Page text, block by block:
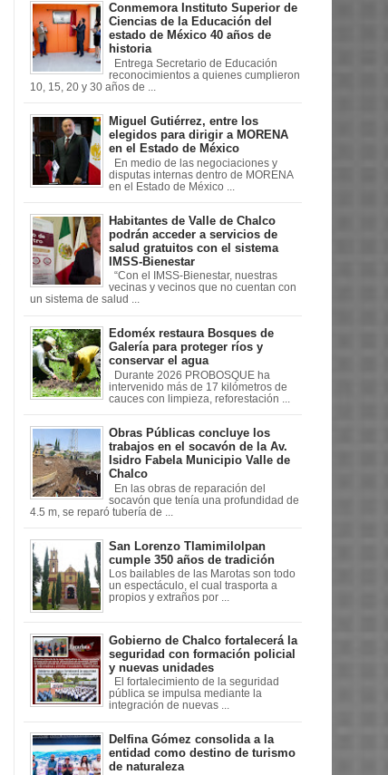
Conmemora Instituto Superior de
Ciencias de la Educación del
estado de México 40 años de
historia
Entrega Secretario de Educación
reconocimientos a quienes cumplieron
10, 15, 20 y 30 años de ...
Miguel Gutiérrez, entre los
elegidos para dirigir a MORENA
en el Estado de México
En medio de las negociaciones y
disputas internas dentro de MORENA
en el Estado de México ...
Habitantes de Valle de Chalco
podrán acceder a servicios de
salud gratuitos con el sistema
IMSS-Bienestar
“Con el IMSS-Bienestar, nuestras
vecinas y vecinos que no cuentan con
un sistema de salud ...
Edoméx restaura Bosques de
Galería para proteger ríos y
conservar el agua
Durante 2026 PROBOSQUE ha
intervenido más de 17 kilómetros de
cauces con limpieza, reforestación ...
Obras Públicas concluye los
trabajos en el socavón de la Av.
Isidro Fabela Municipio Valle de
Chalco
En las obras de reparación del
socavón que tenía una profundidad de
4.5 m, se reparó tubería de ...
San Lorenzo Tlamimilolpan
cumple 350 años de tradición
Los bailables de las Marotas son todo
un espectáculo, el cual trasporta a
propios y extraños por ...
Gobierno de Chalco fortalecerá la
seguridad con formación policial
y nuevas unidades
El fortalecimiento de la seguridad
pública se impulsa mediante la
integración de nuevas ...
Delfina Gómez consolida a la
entidad como destino de turismo
de naturaleza